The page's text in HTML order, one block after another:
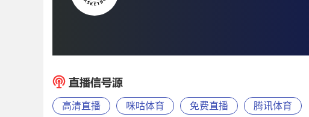
高清直播 咪咕体育 免费直播 腾讯体育